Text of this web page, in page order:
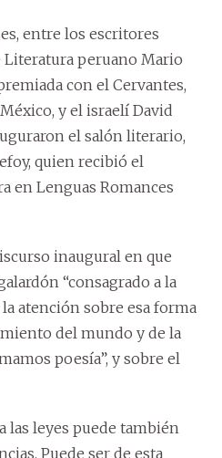
entre los escritores
Literatura peruano Mario
con el Cervantes,
y el israelí David
el salón literario,
quien recibió el
en Lenguas Romances
inaugural en que
“consagrado a la
atención sobre esa forma
del mundo y de la
poesía”, y sobre el
las leyes puede también
Puede ser de esta